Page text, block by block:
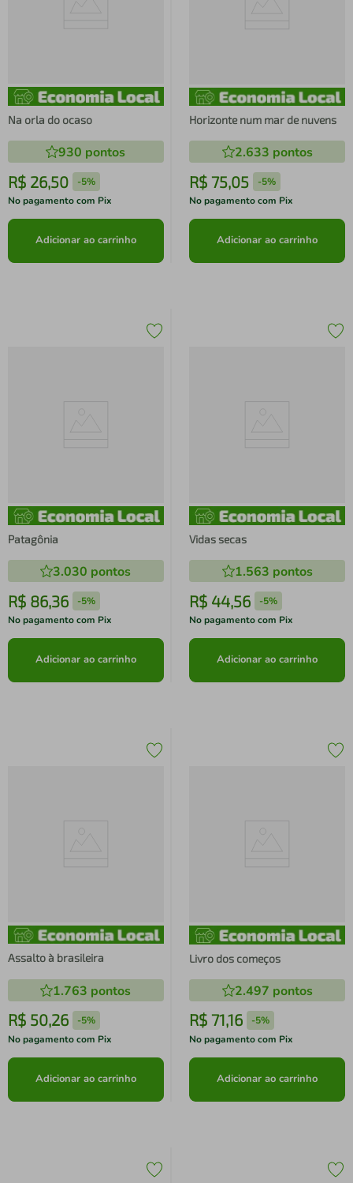
Na orla do ocaso
930 pontos
R$ 26,50 -5%
No pagamento com Pix
Adicionar ao carrinho
Horizonte num mar de nuvens
2.633 pontos
R$ 75,05 -5%
No pagamento com Pix
Adicionar ao carrinho
Patagônia
3.030 pontos
R$ 86,36 -5%
No pagamento com Pix
Adicionar ao carrinho
Vidas secas
1.563 pontos
R$ 44,56 -5%
No pagamento com Pix
Adicionar ao carrinho
Assalto à brasileira
1.763 pontos
R$ 50,26 -5%
No pagamento com Pix
Adicionar ao carrinho
Livro dos começos
2.497 pontos
R$ 71,16 -5%
No pagamento com Pix
Adicionar ao carrinho